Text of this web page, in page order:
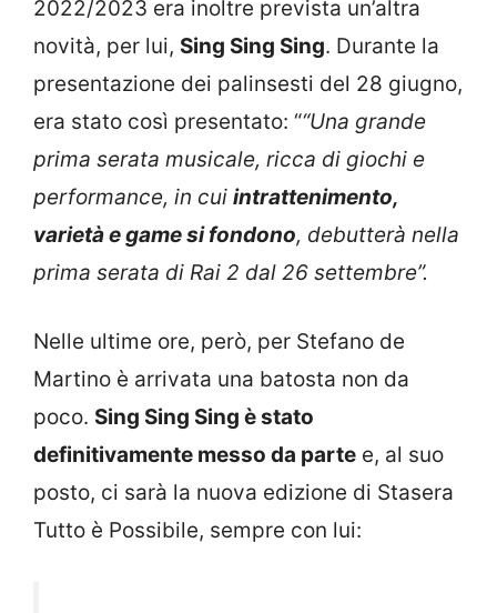
2022/2023 era inoltre prevista un’altra
novità, per lui, Sing Sing Sing. Durante la
presentazione dei palinsesti del 28 giugno,
era stato così presentato: ““Una grande
prima serata musicale, ricca di giochi e
performance, in cui intrattenimento,
varietà e game si fondono, debutterà nella
prima serata di Rai 2 dal 26 settembre”.
Nelle ultime ore, però, per Stefano de
Martino è arrivata una batosta non da
poco. Sing Sing Sing è stato
definitivamente messo da parte e, al suo
posto, ci sarà la nuova edizione di Stasera
Tutto è Possibile, sempre con lui: